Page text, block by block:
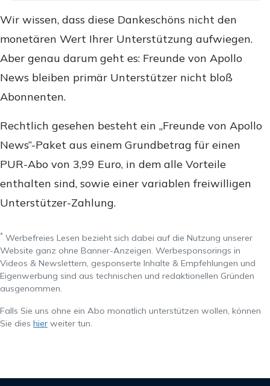
Wir wissen, dass diese Dankeschöns nicht den
monetären Wert Ihrer Unterstützung aufwiegen.
Aber genau darum geht es: Freunde von Apollo
News bleiben primär Unterstützer nicht bloß
Abonnenten.
Rechtlich gesehen besteht ein „Freunde von Apollo
News“-Paket aus einem Grundbetrag für einen
PUR-Abo von 3,99 Euro, in dem alle Vorteile
enthalten sind, sowie einer variablen freiwilligen
Unterstützer-Zahlung.
* Werbefreies Lesen bezieht sich dabei auf die Nutzung unserer
Website ganz ohne Banner-Anzeigen. Werbesponsorings in
Videos & Newslettern, gesponserte Inhalte & Empfehlungen und
Eigenwerbung sind aus technischen und redaktionellen Gründen
ausgenommen.
Falls Sie uns ohne ein Abo monatlich unterstützen wollen, können
Sie dies hier weiter tun.